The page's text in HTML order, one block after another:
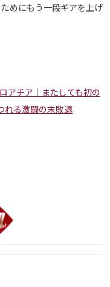
めにもう一段ギアを上げ
アチア｜またしても初の
れる激闘の末敗退